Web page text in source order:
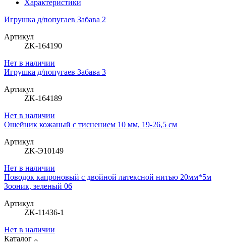
Характеристики
Игрушка д/попугаев Забава 2
Артикул
ZK-164190
Нет в наличии
Игрушка д/попугаев Забава 3
Артикул
ZK-164189
Нет в наличии
Ошейник кожаный с тиснением 10 мм, 19-26,5 см
Артикул
ZK-Э10149
Нет в наличии
Поводок капроновый с двойной латексной нитью 20мм*5м
Зооник, зеленый 06
Артикул
ZK-11436-1
Нет в наличии
Каталог